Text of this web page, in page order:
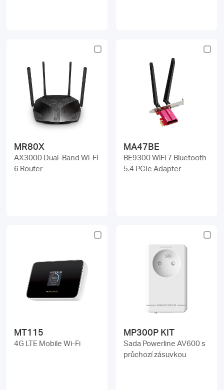
MR80X
AX3000 Dual-Band Wi-Fi
6 Router
MA47BE
BE9300 WiFi 7 Bluetooth
5.4 PCIe Adapter
MT115
4G LTE Mobile Wi-Fi
MP300P KIT
Sada Powerline AV600 s
průchozí zásuvkou